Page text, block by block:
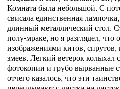
Комната была небольшой. С
свисала единственная
длинный металлический стол.
полу-мраке, но я разглядел,
изображениями китов,
змеев. Легкий ветерок
фотокопии и грубо вырванные
отчего казалось, что эти